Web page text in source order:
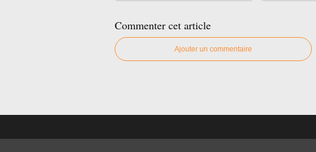
Commenter cet article
Ajouter un commentaire